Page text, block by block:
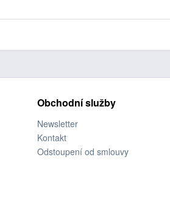
Obchodní služby
Newsletter
Kontakt
Odstoupení od smlouvy